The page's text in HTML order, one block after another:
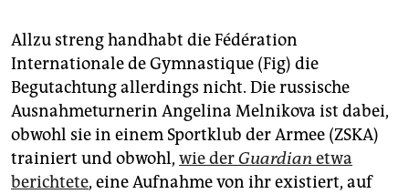
Allzu streng handhabt die Fédération
Internationale de Gymnastique (Fig) die
Begutachtung allerdings nicht. Die russische
Ausnahmeturnerin Angelina Melnikova ist dabei,
obwohl sie in einem Sportklub der Armee (ZSKA)
trainiert und obwohl, wie derGuardian etwa
berichtete, eine Aufnahme von ihr existiert, auf